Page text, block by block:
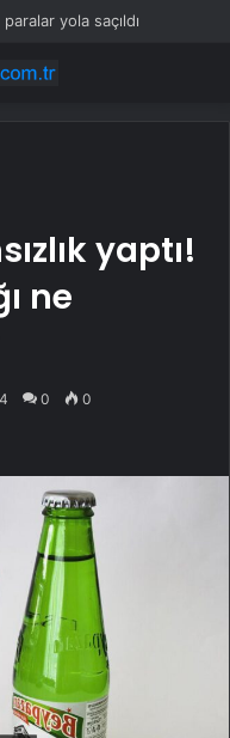
yola saçıldı
yaptı!
ne
0 0